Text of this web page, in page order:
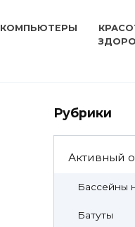
КОМПЬЮТЕРЫ
Рубрики
Активный
Бассейны
Батуты